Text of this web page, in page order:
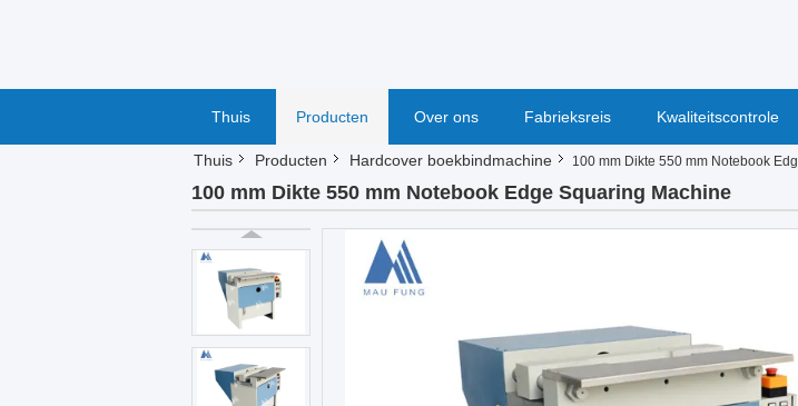
Thuis Producten Over ons Fabrieksreis Kwaliteitscontrole
Thuis Producten Hardcover boekbindmachine 100 mm Dikte 550 mm Notebook
100 mm Dikte 550 mm Notebook Edge Squaring Machine